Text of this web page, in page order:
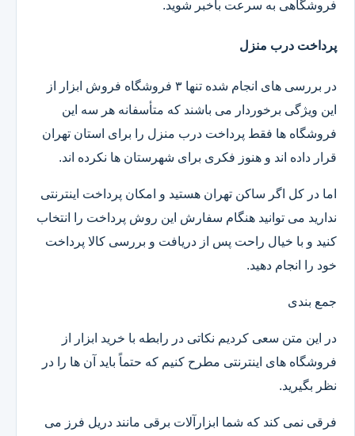
فروشگاهی به سرعت باخبر شوید.
پرداخت درب منزل
در بررسی های انجام شده تنها ۳ فروشگاه فروش ابزار از
این ویژگی برخوردار می باشند که متأسفانه هر سه این
فروشگاه ها فقط پرداخت درب منزل را برای استان تهران
قرار داده اند و هنوز فکری برای شهرستان ها نکرده اند.
اما در کل اگر ساکن تهران هستید و امکان پرداخت اینترنتی
ندارید می توانید هنگام سفارش این روش پرداخت را انتخاب
کنید و با خیال راحت پس از دریافت و بررسی کالا پرداخت
خود را انجام دهید.
جمع بندی
در این متن سعی کردیم نکاتی در رابطه با خرید ابزار از
فروشگاه های اینترنتی مطرح کنیم که حتماً باید آن ها را در
نظر بگیرید.
فرقی نمی کند که شما ابزارآلات برقی مانند دریل فرز می